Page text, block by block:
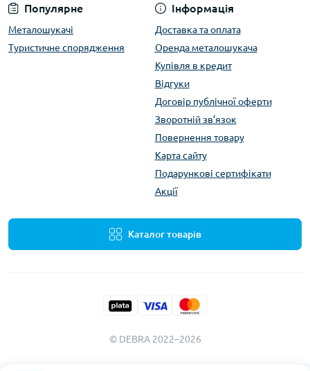
Популярне
Металошукачі
Туристичне спорядження
Інформація
Доставка та оплата
Оренда металошукача
Купівля в кредит
Відгуки
Договір публічної оферти
Зворотній зв’язок
Повернення товару
Карта сайту
Подарункові сертифікати
Акції
Каталог товарів
© DEBRA 2022–2026